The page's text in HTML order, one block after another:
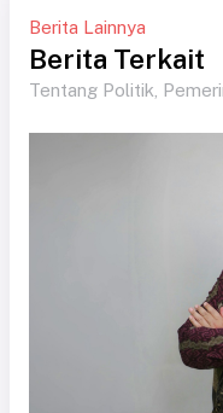
Berita Lainnya
Berita Terkait
Tentang Politik,